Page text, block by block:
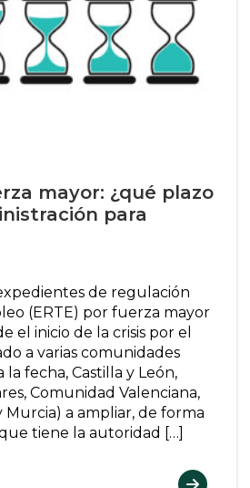
mayor: ¿qué plazo
para
de regulación
(ERTE) por fuerza mayor
el inicio de la crisis por el
a varias comunidades
fecha, Castilla y León,
Comunidad Valenciana,
Murcia) a ampliar, de forma
tiene la autoridad […]